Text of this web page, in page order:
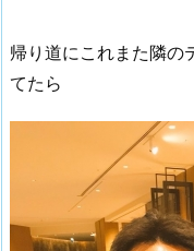
帰り道にこれまた隣の
てたら